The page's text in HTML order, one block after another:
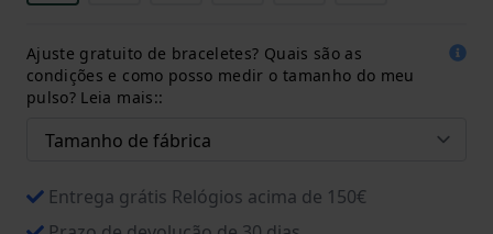
Ajuste gratuito de braceletes? Quais são as
condições e como posso medir o tamanho do meu
pulso? Leia mais::
Entrega grátis Relógios acima de 150€